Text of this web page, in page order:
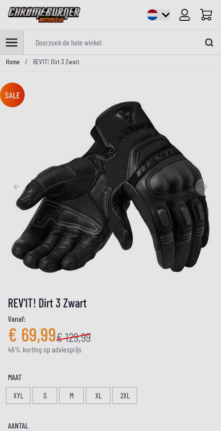
Cart
Ga naar de inhoud
Home / REV'IT! Dirt 3 Zwart
SALE
REV'IT! Dirt 3 Zwart
Vanaf:
€ 69,99€ 129,99
46% korting op adviesprijs
MAAT
XYL
S M XL 2XL
AANTAL